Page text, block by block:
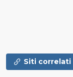
Siti correlati